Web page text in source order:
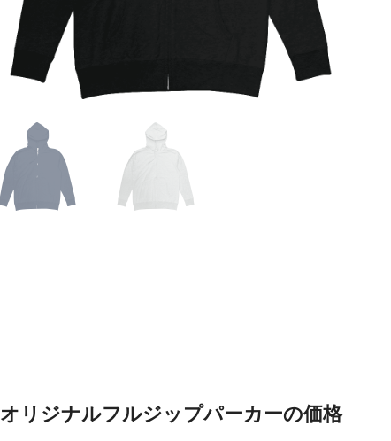
オリジナルフルジップパーカーの価格